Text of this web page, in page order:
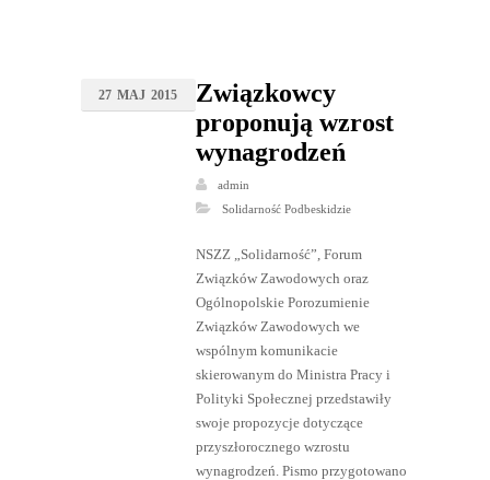
27 MAJ 2015
Związkowcy
proponują wzrost
wynagrodzeń
admin
Solidarność Podbeskidzie
NSZZ „Solidarność”, Forum
Związków Zawodowych oraz
Ogólnopolskie Porozumienie
Związków Zawodowych we
wspólnym komunikacie
skierowanym do Ministra Pracy i
Polityki Społecznej przedstawiły
swoje propozycje dotyczące
przyszłorocznego wzrostu
wynagrodzeń. Pismo przygotowano